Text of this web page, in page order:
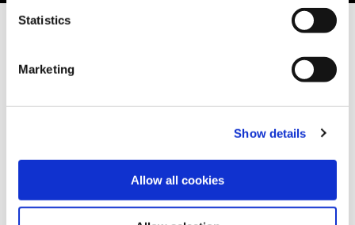
To learn more about our cookies, click on "Show details."
You can withdraw or modify your consent at any time by
For additional information, you can view our
Global
Statistics
Marketing
Show details
Allow all cookies